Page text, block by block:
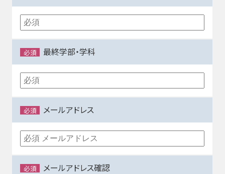
必須 最終学部・学科
必須 メールアドレス
必須 メールアドレス確認